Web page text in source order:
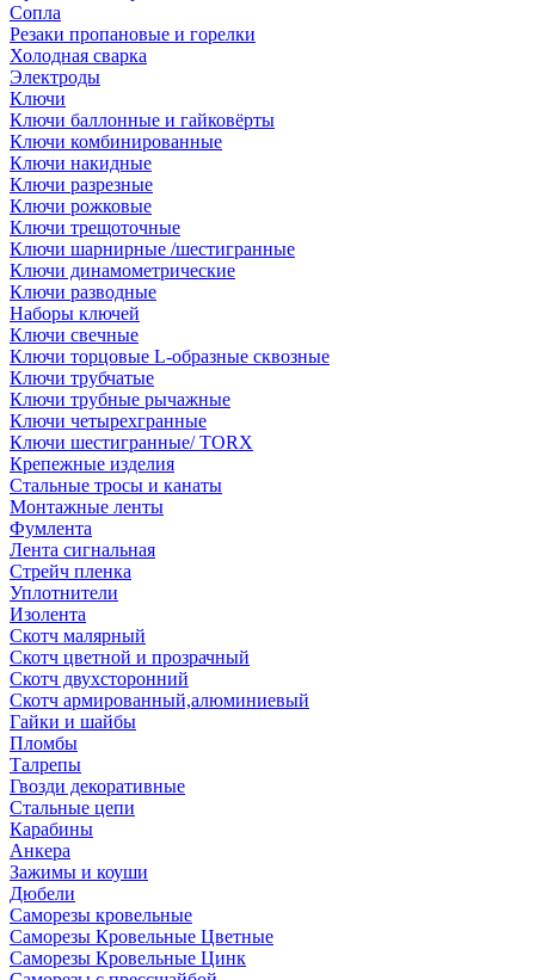
Сопла
Резаки пропановые и горелки
Холодная сварка
Электроды
Ключи
Ключи баллонные и гайковёрты
Ключи комбинированные
Ключи накидные
Ключи разрезные
Ключи рожковые
Ключи трещоточные
Ключи шарнирные /шестигранные
Ключи динамометрические
Ключи разводные
Наборы ключей
Ключи свечные
Ключи торцовые L-образные сквозные
Ключи трубчатые
Ключи трубные рычажные
Ключи четырехгранные
Ключи шестигранные/ TORX
Крепежные изделия
Стальные тросы и канаты
Монтажные ленты
Фумлента
Лента сигнальная
Стрейч пленка
Уплотнители
Изолента
Скотч малярный
Скотч цветной и прозрачный
Скотч двухсторонний
Скотч армированный,алюминиевый
Гайки и шайбы
Пломбы
Талрепы
Гвозди декоративные
Стальные цепи
Карабины
Анкера
Зажимы и коуши
Дюбели
Саморезы кровельные
Саморезы Кровельные Цветные
Саморезы Кровельные Цинк